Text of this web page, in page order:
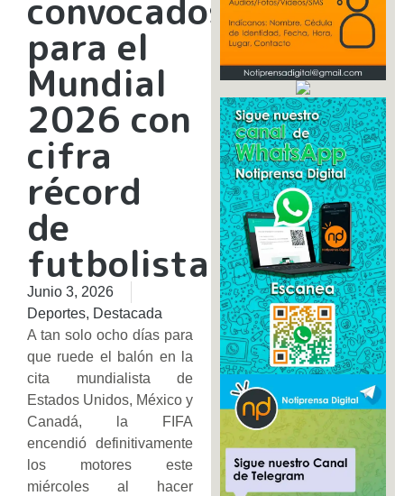
convocados
para el
Mundial
2026 con
cifra
récord
de
futbolistas
Junio 3, 2026
Deportes, Destacada
A tan solo ocho días para
que ruede el balón en la
cita mundialista de
Estados Unidos, México y
Canadá, la FIFA
encendió definitivamente
los motores este
miércoles al hacer